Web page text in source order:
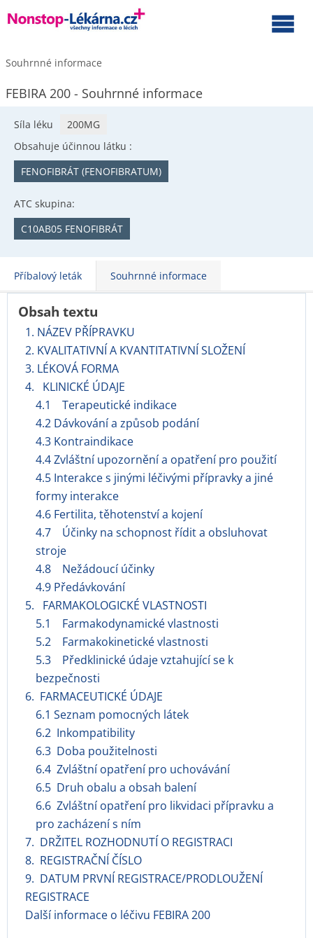
Souhrnné informace
FEBIRA 200 - Souhrnné informace
Síla léku
200MG
Obsahuje účinnou látku :
FENOFIBRÁT (FENOFIBRATUM)
ATC skupina:
C10AB05 FENOFIBRÁT
Příbalový leták Souhrnné informace
Obsah textu
1. NÁZEV PŘÍPRAVKU
2. KVALITATIVNÍ A KVANTITATIVNÍ SLOŽENÍ
3. LÉKOVÁ FORMA
4. KLINICKÉ ÚDAJE
4.1 Terapeutické indikace
4.2 Dávkování a způsob podání
4.3 Kontraindikace
4.4 Zvláštní upozornění a opatření pro použití
4.5 Interakce s jinými léčivými přípravky a jiné
formy interakce
4.6 Fertilita, těhotenství a kojení
4.7 Účinky na schopnost řídit a obsluhovat
stroje
4.8 Nežádoucí účinky
4.9 Předávkování
5. FARMAKOLOGICKÉ VLASTNOSTI
5.1 Farmakodynamické vlastnosti
5.2 Farmakokinetické vlastnosti
5.3 Předklinické údaje vztahující se k
bezpečnosti
6. FARMACEUTICKÉ ÚDAJE
6.1 Seznam pomocných látek
6.2 Inkompatibility
6.3 Doba použitelnosti
6.4 Zvláštní opatření pro uchovávání
6.5 Druh obalu a obsah balení
6.6 Zvláštní opatření pro likvidaci přípravku a
pro zacházení s ním
7. DRŽITEL ROZHODNUTÍ O REGISTRACI
8. REGISTRAČNÍ ČÍSLO
9. DATUM PRVNÍ REGISTRACE/PRODLOUŽENÍ
REGISTRACE
Další informace o léčivu FEBIRA 200